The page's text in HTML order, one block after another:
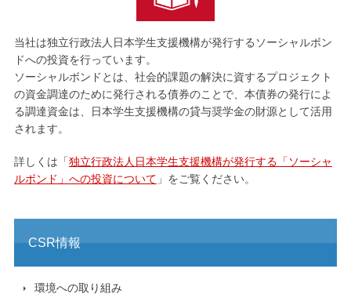
当社は独立行政法人日本学生支援機構が発行するソーシャルボン
ドへの投資を行っています。
ソーシャルボンドとは、社会的課題の解決に資するプロジェクト
の資金調達のために発行される債券のことで、本債券の発行によ
る調達資金は、日本学生支援機構の貸与奨学金の財源として活用
されます。
詳しくは「独立行政法人日本学生支援機構が発行する「ソーシャ
ルボンド」への投資について 」をご覧ください。
CSR情報
環境への取り組み